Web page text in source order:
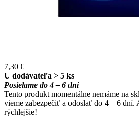
7,30 €
U dodávateľa > 5 ks
Posielame do 4 – 6 dní
Tento produkt momentálne nemáme na
vieme zabezpečiť a odoslať do 4 – 6 dní.
rýchlejšie!